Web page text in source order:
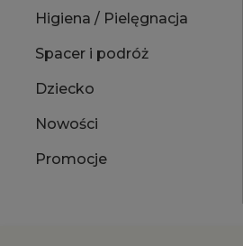
Higiena / Pielęgnacja
Spacer i podróż
Dziecko
Nowości
Promocje